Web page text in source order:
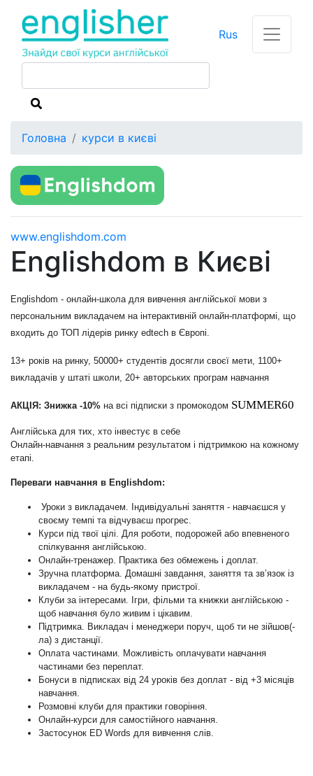
Rus
Головна курси в києві
www.englishdom.com
Englishdom в Києві
Englishdom - онлайн-школа для вивчення англійської мови з
персональним викладачем на інтерактивній онлайн-платформі, що
входить до ТОП лідерів ринку edtech в Європі.
13+ років на ринку, 50000+ студентів досягли своєї мети, 1100+
викладачів у штаті школи, 20+ авторських програм навчання
АКЦІЯ: Знижка -10% на всі підписки з промокодом SUMMER60
Англійська для тих, хто інвестує в себе
Онлайн-навчання з реальним результатом і підтримкою на кожному
етапі.
Переваги навчання в Englishdom:
Уроки з викладачем. Індивідуальні заняття - навчаєшся у
своєму темпі та відчуваєш прогрес.
Курси під твої цілі. Для роботи, подорожей або впевненого
спілкування англійською.
Онлайн-тренажер. Практика без обмежень і доплат.
Зручна платформа. Домашні завдання, заняття та зв’язок із
викладачем - на будь-якому пристрої.
Клуби за інтересами. Ігри, фільми та книжки англійською -
щоб навчання було живим і цікавим.
Підтримка. Викладач і менеджери поруч, щоб ти не зійшов(-
ла) з дистанції.
Оплата частинами. Можливість оплачувати навчання
частинами без переплат.
Бонуси в підписках від 24 уроків без доплат - від +3 місяців
навчання.
Розмовні клуби для практики говоріння.
Онлайн-курси для самостійного навчання.
Застосунок ED Words для вивчення слів.